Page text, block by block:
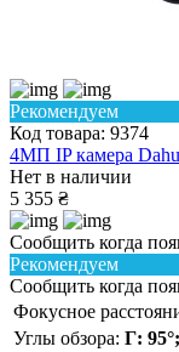
Рекомендуем
Код товара: 9374
4МП IP камера
Нет в наличии
5 355 ₴
Сообщить когда
Рекомендуем
Сообщить когда
Фокусное
Углы обзора: Г: